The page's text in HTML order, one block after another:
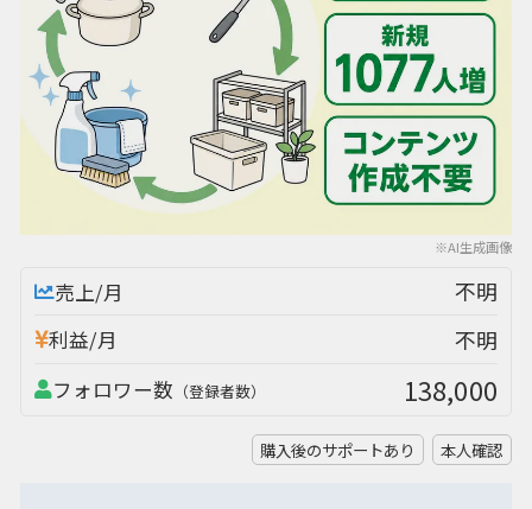
※AI生成画像
売上/月 不明
利益/月 不明
フォロワー数 （登録者数） 138,000
購入後のサポートあり 本人確認